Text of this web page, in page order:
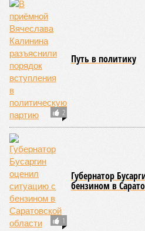
2
Путь в политику
1
Губернатор
бензином в